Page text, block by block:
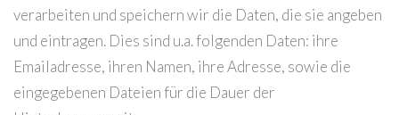
verarbeiten und speichern wir die Daten, die sie angeben
und eintragen. Dies sind u.a. folgenden Daten: ihre
Emailadresse, ihren Namen, ihre Adresse, sowie die
eingegebenen Dateien für die Dauer der